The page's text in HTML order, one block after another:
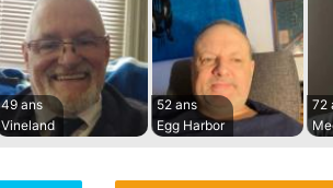
49 ans
Vineland
52 ans
Egg Harbor
72